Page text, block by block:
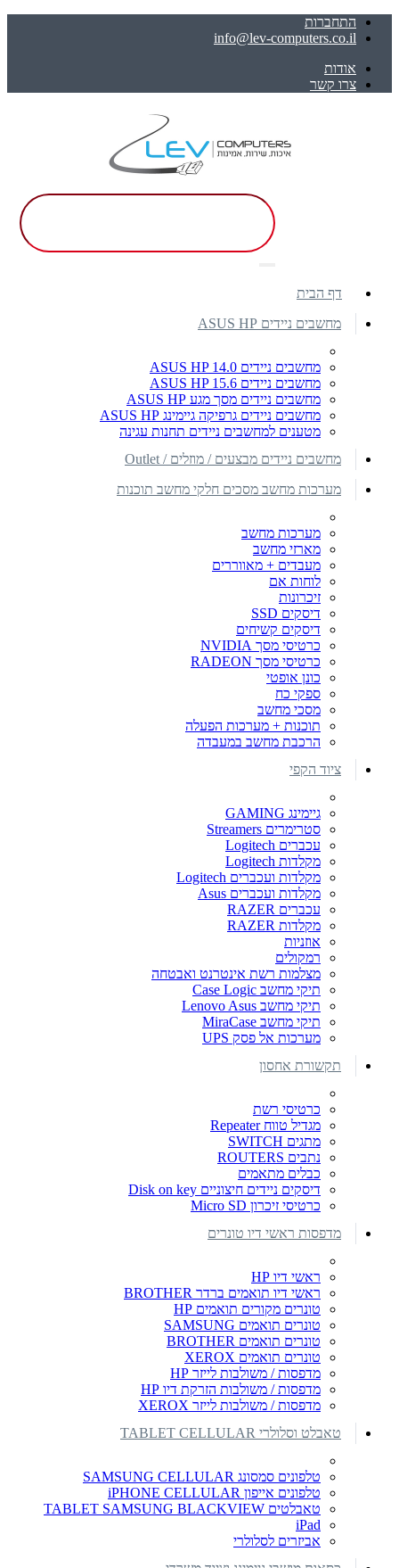
התחברות
info@lev-computers.co.il
אודות
צרו קשר
דף הבית
מחשבים ניידים ASUS HP
מחשבים ניידים ASUS HP 14.0
מחשבים ניידים ASUS HP 15.6
מחשבים ניידים מסך מגע ASUS HP
מחשבים ניידים גרפיקה גיימינג ASUS HP
מטענים למחשבים ניידים תחנות עגינה
מחשבים ניידים מבצעים / מוזלים / Outlet
מערכות מחשב מסכים חלקי מחשב תוכנות
מערכות מחשב
מארזי מחשב
מעבדים + מאווררים
לוחות אם
זיכרונות
דיסקים SSD
דיסקים קשיחים
כרטיסי מסך NVIDIA
כרטיסי מסך RADEON
כונן אופטי
ספקי כח
מסכי מחשב
תוכנות + מערכות הפעלה
הרכבת מחשב במעבדה
ציוד הקפי
גיימינג GAMING
סטרימרים Streamers
עכברים Logitech
מקלדות Logitech
מקלדות ועכברים Logitech
מקלדות ועכברים Asus
עכברים RAZER
מקלדות RAZER
אוזניות
רמקולים
מצלמות רשת אינטרנט ואבטחה
תיקי מחשב Case Logic
תיקי מחשב Lenovo Asus
תיקי מחשב MiraCase
מערכות אל פסק UPS
תקשורת אחסון
כרטיסי רשת
מגדיל טווח Repeater
מתגים SWITCH
נתבים ROUTERS
כבלים מתאמים
דיסקים ניידים חיצוניים Disk on key
כרטיסי זיכרון Micro SD
מדפסות ראשי דיו טונרים
ראשי דיו HP
ראשי דיו תואמים ברדר BROTHER
טונרים מקורים תואמים HP
טונרים תואמים SAMSUNG
טונרים תואמים BROTHER
טונרים תואמים XEROX
מדפסות / משולבות לייזר HP
מדפסות / משולבות הזרקת דיו HP
מדפסות / משולבות לייזר XEROX
טאבלט וסלולרי TABLET CELLULAR
טלפונים סמסונג SAMSUNG CELLULAR
טלפונים אייפון iPHONE CELLULAR
טאבלטים TABLET SAMSUNG BLACKVIEW
iPad
אביזרים לסלולרי